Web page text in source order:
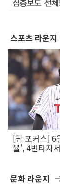
스포츠 라운지
[핌 포커스] 6
율', 4번타자
문화 라운지